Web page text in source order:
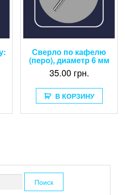
Сверло по кафелю
(перо), диаметр 6 мм
35.00 грн.
В КОРЗИНУ
Поиск